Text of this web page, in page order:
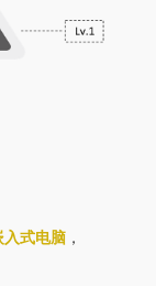
入式电脑 ，